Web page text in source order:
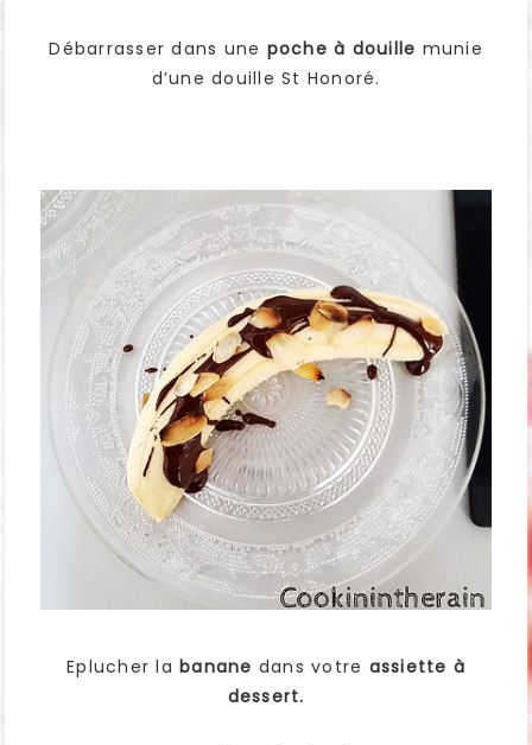
Débarrasser dans une poche à douille munie
d’une douille St Honoré.
Eplucher la banane dans votre assiette à
dessert.